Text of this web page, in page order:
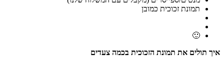
תמונת זכוכית כמובן
🙂
איך תולים את תמונת הזכוכית בכמה צעדים